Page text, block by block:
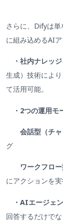
さらに、Difyは
に組み込めるAI
・社内ナレッジ
生成）技術によ
て活用可能。
・2つの運用モ
会話型（チャ
グ
ワークフロー
にアクションを
・AIエージェン
回答するだけで